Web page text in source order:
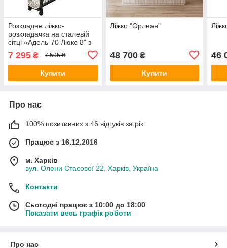
Розкладне ліжко-
розкладачка на сталевій
сітці «Адель-70 Люкс 8" з
ортопедичним матрацом
7 295 ₴ 7 595 ₴
Купити
Ліжко "Орлеан"
48 700₴
Купити
46
Про нас
100% позитивних з 46 відгуків за рік
Працює з 16.12.2016
м. Харків
вул. Олени Стасової 22, Харків, Україна
Контакти
Сьогодні працює з 10:00 до 18:00
Показати весь графік роботи
Про нас